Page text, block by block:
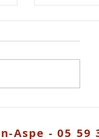
Offres
La commune
de Lescun
Aspe - 05 59